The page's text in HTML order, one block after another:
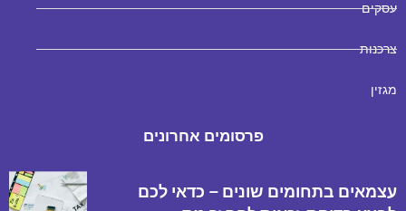
עסקים
צרכנות
מגזין
פרסומים אחרונים
עצמאים בתחומים שונים – כדאי לכם